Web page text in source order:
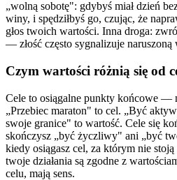
„wolną sobotę": gdybyś miał dzień
winy, i spędziłbyś go, czując, że
głos twoich wartości. Inna droga:
— złość często sygnalizuje naruszoną
Czym wartości różnią się od
Cele to osiągalne punkty końcowe —
„Przebiec maraton" to cel. „Być
swoje granice" to wartość. Cele się
skończysz „być życzliwy" ani „być
kiedy osiągasz cel, za którym nie
twoje działania są zgodne z
celu, mają sens.